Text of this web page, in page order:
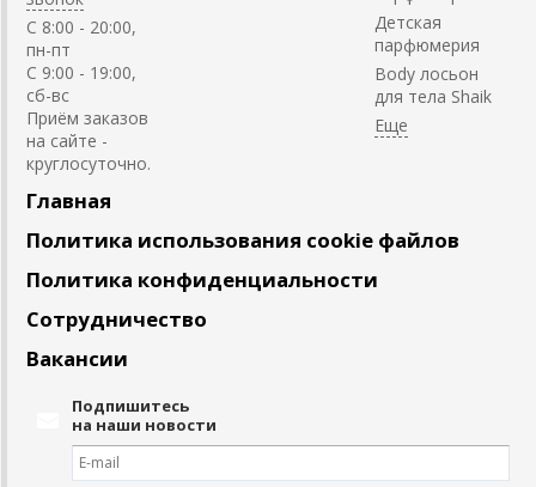
C 8:00 - 20:00,
пн-пт
С 9:00 - 19:00,
сб-вс
Приём заказов
на сайте -
круглосуточно.
Детская
парфюмерия
Body лосьон
для тела Shaik
Главная
Политика использования cookie файлов
Политика конфиденциальности
Сотрудничество
Вакансии
Подпишитесь
на наши новости